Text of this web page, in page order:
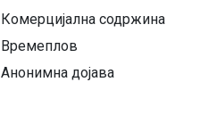
Комерцијална содржина
Времеплов
Анонимна дојава